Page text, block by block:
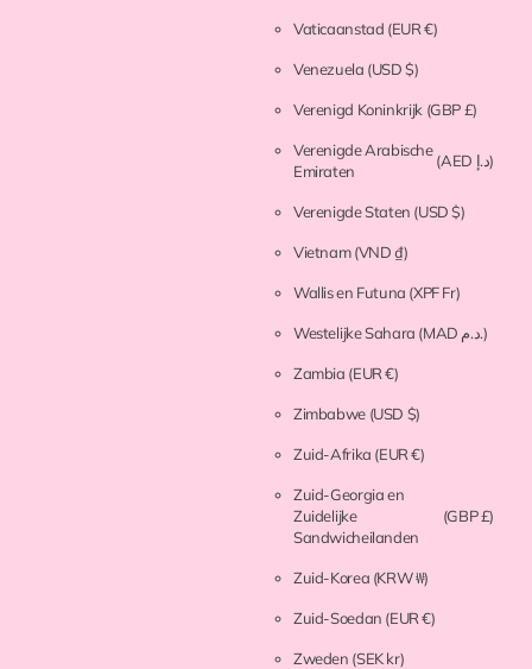
Vaticaanstad (EUR €)
Venezuela (USD $)
Verenigd Koninkrijk (GBP £)
Verenigde Arabische
Emiraten
(AED د.إ)
Verenigde Staten (USD $)
Vietnam(VND ₫)
Wallis en Futuna (XPF Fr)
Westelijke Sahara (MAD د.م.)
Zambia (EUR €)
Zimbabwe (USD $)
Zuid-Afrika (EUR €)
Zuid-Georgia en
Zuidelijke
Sandwicheilanden
(GBP £)
Zuid-Korea (KRW ₩)
Zuid-Soedan (EUR €)
Zweden (SEK kr)